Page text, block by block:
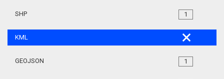
1
SHP
KML
1
GEOJSON